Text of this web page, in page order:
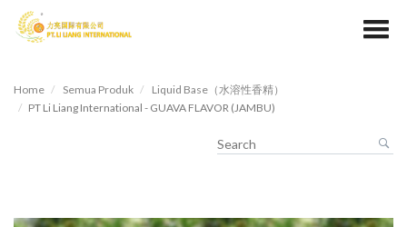
Home Semua Produk
Liquid Base（水溶性香精）
PT Li Liang International - GUAVA FLAVOR (JAMBU)